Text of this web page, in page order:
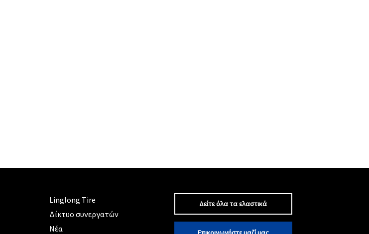
Linglong Tire
Δίκτυο συνεργατών
Νέα
Δείτε όλα τα ελαστικά